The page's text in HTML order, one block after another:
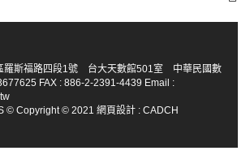
羅斯福路四段1號 台大天數館501室 中華民國數
FAX : 886-2-2391-4439 Email :
© Copyright © 2021 網頁設計 : CADCH